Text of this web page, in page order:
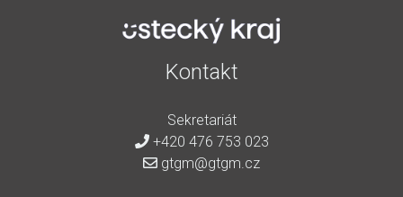
Kontakt
Sekretariát
+420 476 753 023
gtgm@gtgm.cz